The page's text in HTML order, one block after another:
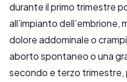
durante il primo trimestre
all’impianto
dolore addominale o
aborto spontaneo o una
secondo e terzo